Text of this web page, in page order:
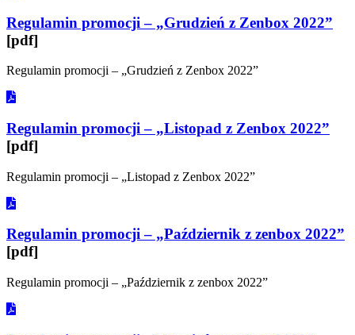
Regulamin promocji – „Grudzień z Zenbox 2022”
[pdf]
Regulamin promocji – „Grudzień z Zenbox 2022”
Regulamin promocji – „Listopad z Zenbox 2022”
[pdf]
Regulamin promocji – „Listopad z Zenbox 2022”
Regulamin promocji – „Październik z zenbox 2022”
[pdf]
Regulamin promocji – „Październik z zenbox 2022”